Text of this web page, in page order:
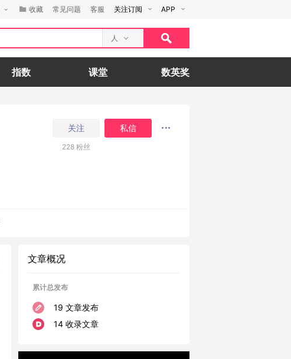
收藏 常见问题 客服 关注订阅 APP
人
指数 课堂 数英奖
关注 私信
228 粉丝
文章概况
累计总发布
19 文章发布
14 收录文章